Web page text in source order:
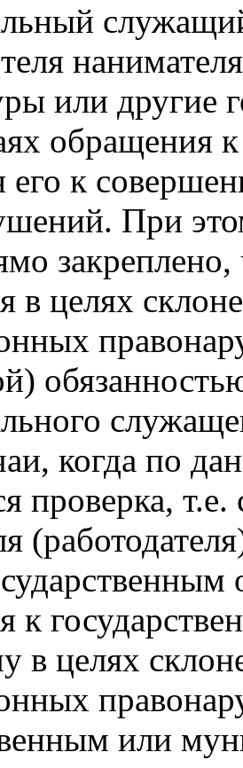
или другие
обращения
его к
При
в целях
когда по
проверка,
к
в целях
или